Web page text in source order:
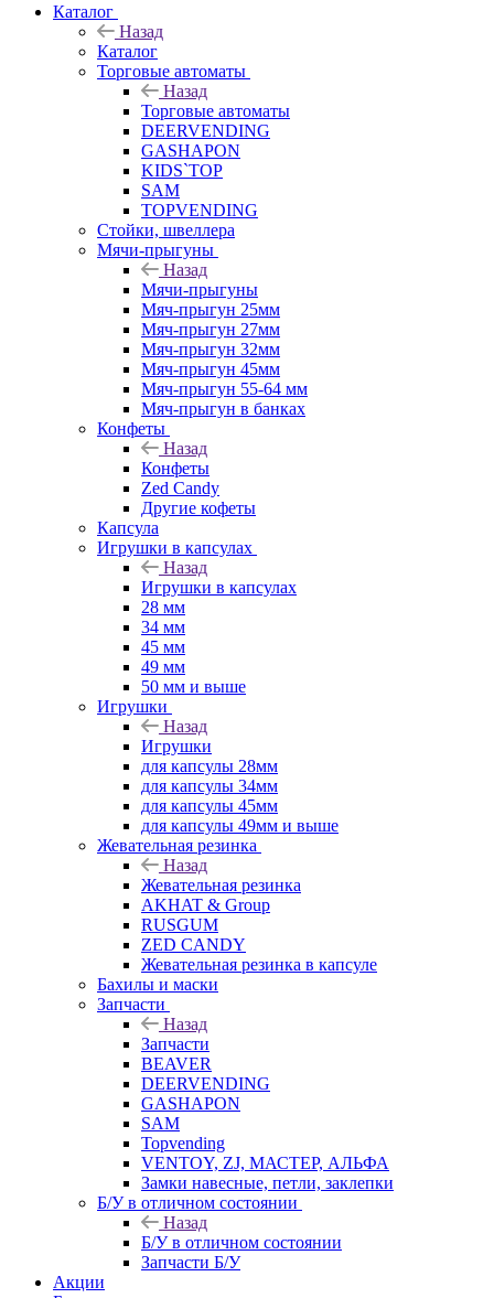
Каталог
Назад
Каталог
Торговые автоматы
Назад
Торговые автоматы
DEERVENDING
GASHAPON
KIDS`TOP
SAM
TOPVENDING
Стойки, швеллера
Мячи-прыгуны
Назад
Мячи-прыгуны
Мяч-прыгун 25мм
Мяч-прыгун 27мм
Мяч-прыгун 32мм
Мяч-прыгун 45мм
Мяч-прыгун 55-64 мм
Мяч-прыгун в банках
Конфеты
Назад
Конфеты
Zed Candy
Другие кофеты
Капсула
Игрушки в капсулах
Назад
Игрушки в капсулах
28 мм
34 мм
45 мм
49 мм
50 мм и выше
Игрушки
Назад
Игрушки
для капсулы 28мм
для капсулы 34мм
для капсулы 45мм
для капсулы 49мм и выше
Жевательная резинка
Назад
Жевательная резинка
AKHAT & Group
RUSGUM
ZED CANDY
Жевательная резинка в капсуле
Бахилы и маски
Запчасти
Назад
Запчасти
BEAVER
DEERVENDING
GASHAPON
SAM
Topvending
VENTOY, ZJ, МАСТЕР, АЛЬФА
Замки навесные, петли, заклепки
Б/У в отличном состоянии
Назад
Б/У в отличном состоянии
Запчасти Б/У
Акции